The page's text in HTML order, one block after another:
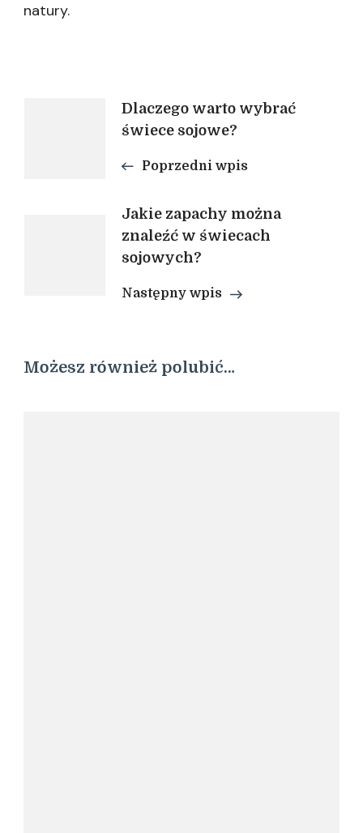
natury.
Nawigacja
wpisu
Dlaczego warto wybrać
świece sojowe?
Poprzedni wpis
Jakie zapachy można
znaleźć w świecach
sojowych?
Następny wpis
Możesz również polubić…